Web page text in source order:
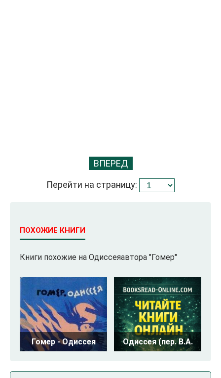
ВПЕРЕД
Перейти на страницу:
ПОХОЖИЕ КНИГИ
Книги похожие на Одиссеяавтора "Гомер"
Гомер - Одиссея Одиссея (пер. В.А.